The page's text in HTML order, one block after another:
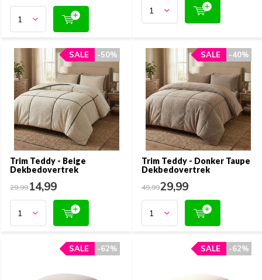
Trim Teddy - Beige
Dekbedovertrek
29,9914,99
-50%
SALE -50%
SALE
Trim Teddy - Donker Taupe
Dekbedovertrek
49,9929,99
-40%
SALE -40%
SALE
-62%
SALE -62%
SALE -62%
SALE -62%
SALE